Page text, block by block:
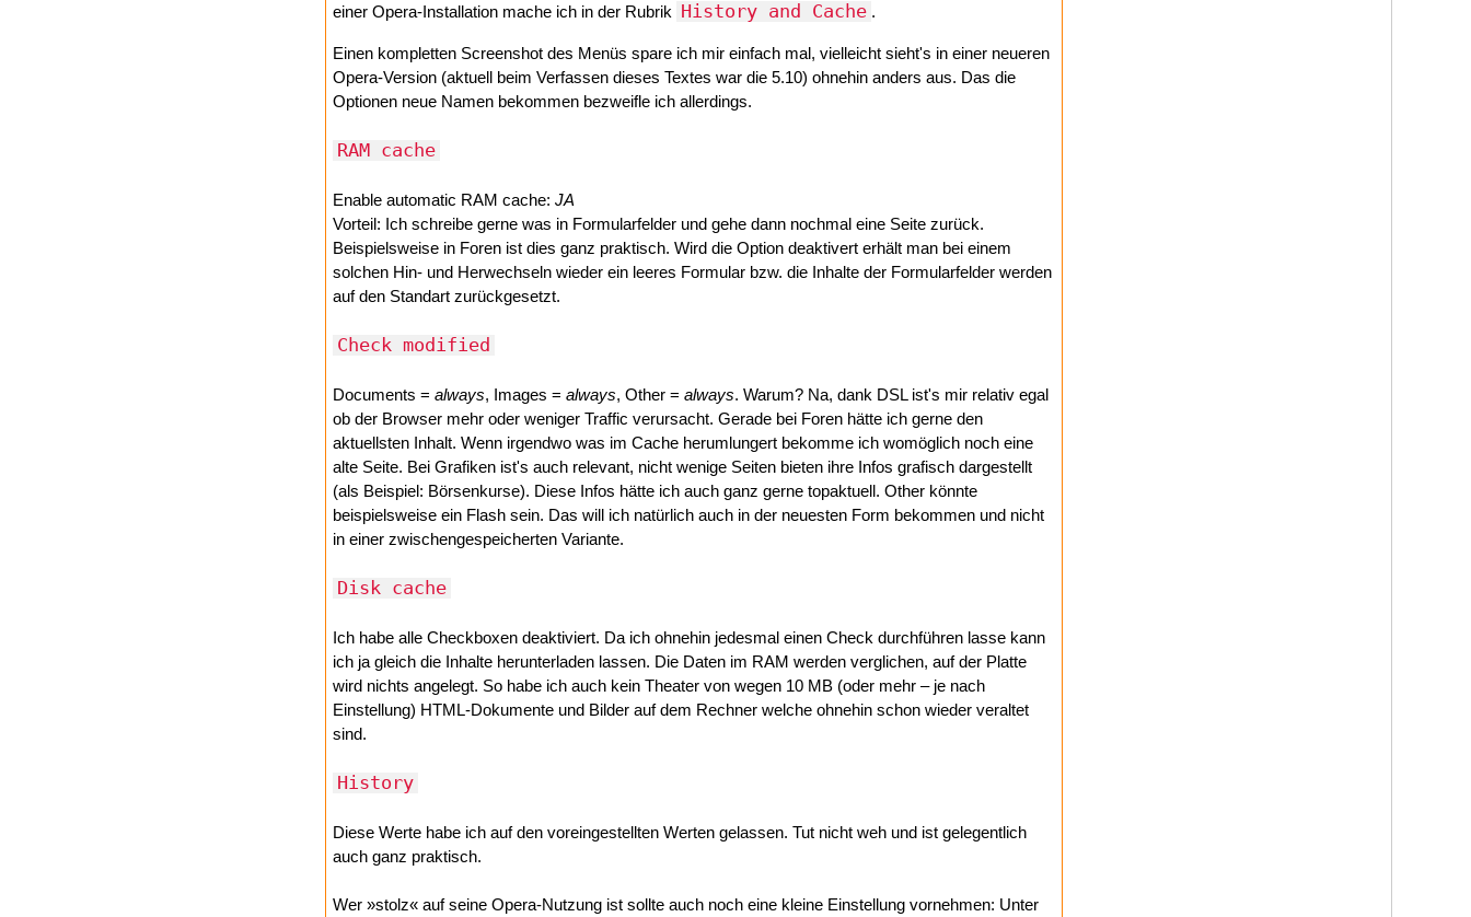
einer Opera-Installation mache ich in der Rubrik History and Cache .
Einen kompletten Screenshot des Menüs spare ich mir einfach mal, vielleicht sieht's in einer neueren
Opera-Version (aktuell beim Verfassen dieses Textes war die 5.10) ohnehin anders aus. Das die
Optionen neue Namen bekommen bezweifle ich allerdings.
RAM cache
Enable automatic RAM cache: JA
Vorteil: Ich schreibe gerne was in Formularfelder und gehe dann nochmal eine Seite zurück.
Beispielsweise in Foren ist dies ganz praktisch. Wird die Option deaktivert erhält man bei einem
solchen Hin- und Herwechseln wieder ein leeres Formular bzw. die Inhalte der Formularfelder werden
auf den Standart zurückgesetzt.
Check modified
Documents = always, Images = always, Other = always. Warum? Na, dank DSL ist's mir relativ egal
ob der Browser mehr oder weniger Traffic verursacht. Gerade bei Foren hätte ich gerne den
aktuellsten Inhalt. Wenn irgendwo was im Cache herumlungert bekomme ich womöglich noch eine
alte Seite. Bei Grafiken ist's auch relevant, nicht wenige Seiten bieten ihre Infos grafisch dargestellt
(als Beispiel: Börsenkurse). Diese Infos hätte ich auch ganz gerne topaktuell. Other könnte
beispielsweise ein Flash sein. Das will ich natürlich auch in der neuesten Form bekommen und nicht
in einer zwischengespeicherten Variante.
Disk cache
Ich habe alle Checkboxen deaktiviert. Da ich ohnehin jedesmal einen Check durchführen lasse kann
ich ja gleich die Inhalte herunterladen lassen. Die Daten im RAM werden verglichen, auf der Platte
wird nichts angelegt. So habe ich auch kein Theater von wegen 10 MB (oder mehr – je nach
Einstellung) HTML-Dokumente und Bilder auf dem Rechner welche ohnehin schon wieder veraltet
sind.
History
Diese Werte habe ich auf den voreingestellten Werten gelassen. Tut nicht weh und ist gelegentlich
auch ganz praktisch.
Wer »stolz« auf seine Opera-Nutzung ist sollte auch noch eine kleine Einstellung vornehmen: Unter